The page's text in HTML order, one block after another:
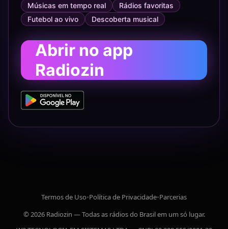
Músicas em tempo real
Rádios favoritas
Futebol ao vivo
Descoberta musical
Abrir no app
Radiozin
Termos de Uso•Política de Privacidade•Parcerias
© 2026 Radiozin — Todas as rádios do Brasil em um só lugar.